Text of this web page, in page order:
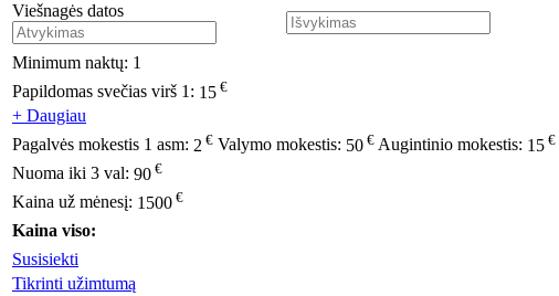
Viešnagės datos
Minimum naktų: 1
Papildomas svečias virš 1: 15 €
+ Daugiau
Pagalvės mokestis 1 asm: 2 € Valymo mokestis: 50 € Augintinio mokestis: 15 €
Nuoma iki 3 val: 90 €
Kaina už mėnesį: 1500 €
Kaina viso:
Susisiekti
Tikrinti užimtumą